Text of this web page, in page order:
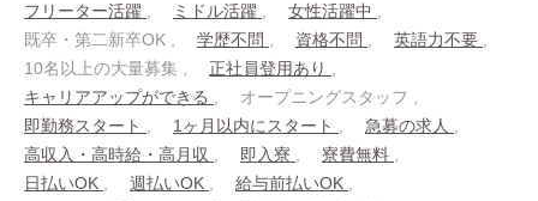
フリーター活躍
ミドル活躍
女性活躍中
既卒・第二新卒OK
学歴不問 資格不問
英語力不要
10名以上の大量募集
正社員登用あり
キャリアアップができる
オープニングスタッフ
即勤務スタート
1ヶ月以内にスタート
急募の求人
高収入・高時給・高月収
即入寮
寮費無料
日払いOK
週払いOK
給与前払いOK